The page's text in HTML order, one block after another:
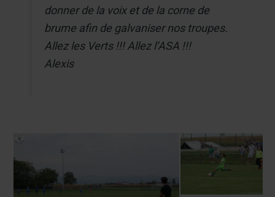
donner de la voix et de la corne de
brume afin de galvaniser nos troupes.
Allez les Verts !!! Allez l’ASA !!!
Alexis